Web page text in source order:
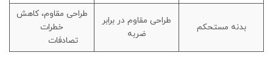
بدنه مستحکم
طراحی مقاوم در برابر
ضربه
طراحی مقاوم، کاهش
خطرات
تصادفات